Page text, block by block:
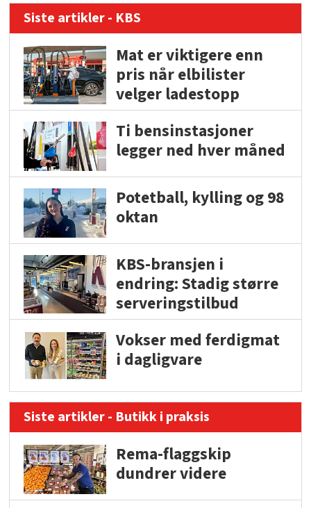
Siste artikler - KBS
Mat er viktigere enn
pris når elbilister
velger ladestopp
Ti bensinstasjoner
legger ned hver måned
Potetball, kylling og 98
oktan
KBS-bransjen i
endring: Stadig større
serveringstilbud
Vokser med ferdigmat
i dagligvare
Siste artikler - Butikk i praksis
Rema-flaggskip
dundrer videre